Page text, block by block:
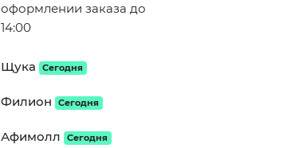
оформлении заказа до
14:00
Щука Сегодня
Филион Сегодня
Афимолл Сегодня